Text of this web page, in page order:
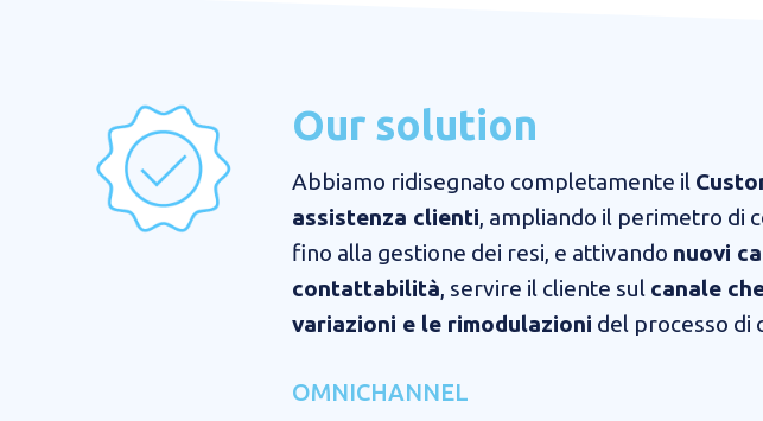
Our solution
Abbiamo ridisegnato completamente il
assistenza clienti, ampliando il perimetro di
fino alla gestione dei resi, e attivando nuovi
contattabilità, servire il cliente sul canale
variazioni e le rimodulazioni del processo di
OMNICHANNEL​​